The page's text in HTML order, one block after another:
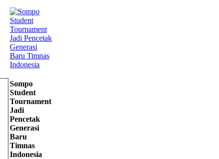
Sompo
Student
Tournament
Jadi
Pencetak
Generasi
Baru
Timnas
Indonesia